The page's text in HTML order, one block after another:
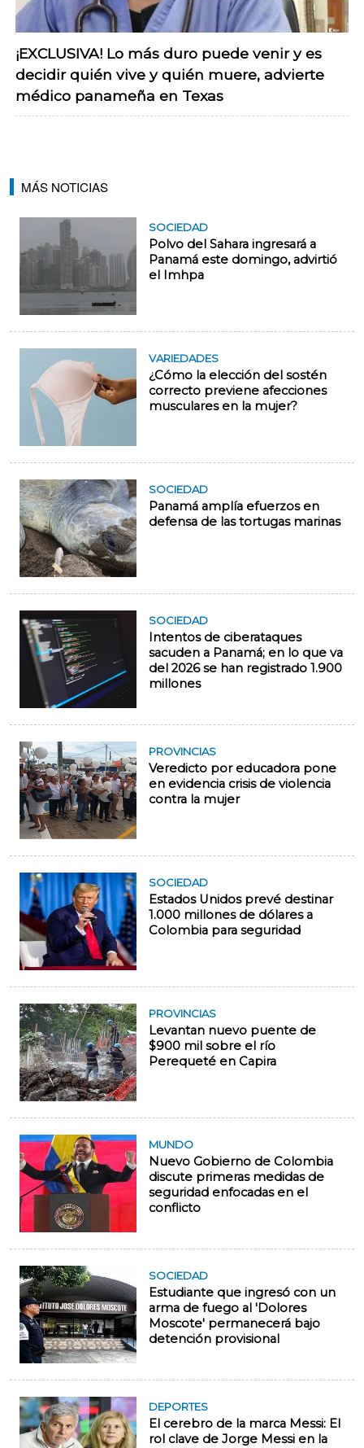
¡EXCLUSIVA! Lo más duro puede venir y es
decidir quién vive y quién muere, advierte
médico panameña en Texas
MÁS NOTICIAS
SOCIEDAD
Polvo del Sahara ingresará a
Panamá este domingo, advirtió
el Imhpa
VARIEDADES
¿Cómo la elección del sostén
correcto previene afecciones
musculares en la mujer?
SOCIEDAD
Panamá amplía efuerzos en
defensa de las tortugas marinas
SOCIEDAD
Intentos de ciberataques
sacuden a Panamá; en lo que va
del 2026 se han registrado 1.900
millones
PROVINCIAS
Veredicto por educadora pone
en evidencia crisis de violencia
contra la mujer
SOCIEDAD
Estados Unidos prevé destinar
1.000 millones de dólares a
Colombia para seguridad
PROVINCIAS
Levantan nuevo puente de
$900 mil sobre el río
Perequeté en Capira
MUNDO
Nuevo Gobierno de Colombia
discute primeras medidas de
seguridad enfocadas en el
conflicto
SOCIEDAD
Estudiante que ingresó con un
arma de fuego al 'Dolores
Moscote' permanecerá bajo
detención provisional
DEPORTES
El cerebro de la marca Messi: El
rol clave de Jorge Messi en la